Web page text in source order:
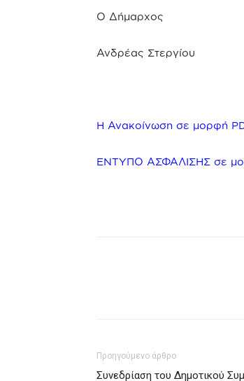
Ο Δήμαρχος
Ανδρέας Στεργίου
Η Ανακοίνωση σε μορφή
ΕΝΤΥΠΟ ΑΣΦΑΛΙΣΗΣ σε
Προηγούμενο άρθρο
Συνεδρίαση του Δημοτικού